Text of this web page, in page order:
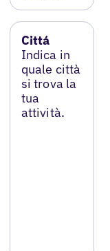
Cittá
Indica in
quale città
si trova la
tua
attività.